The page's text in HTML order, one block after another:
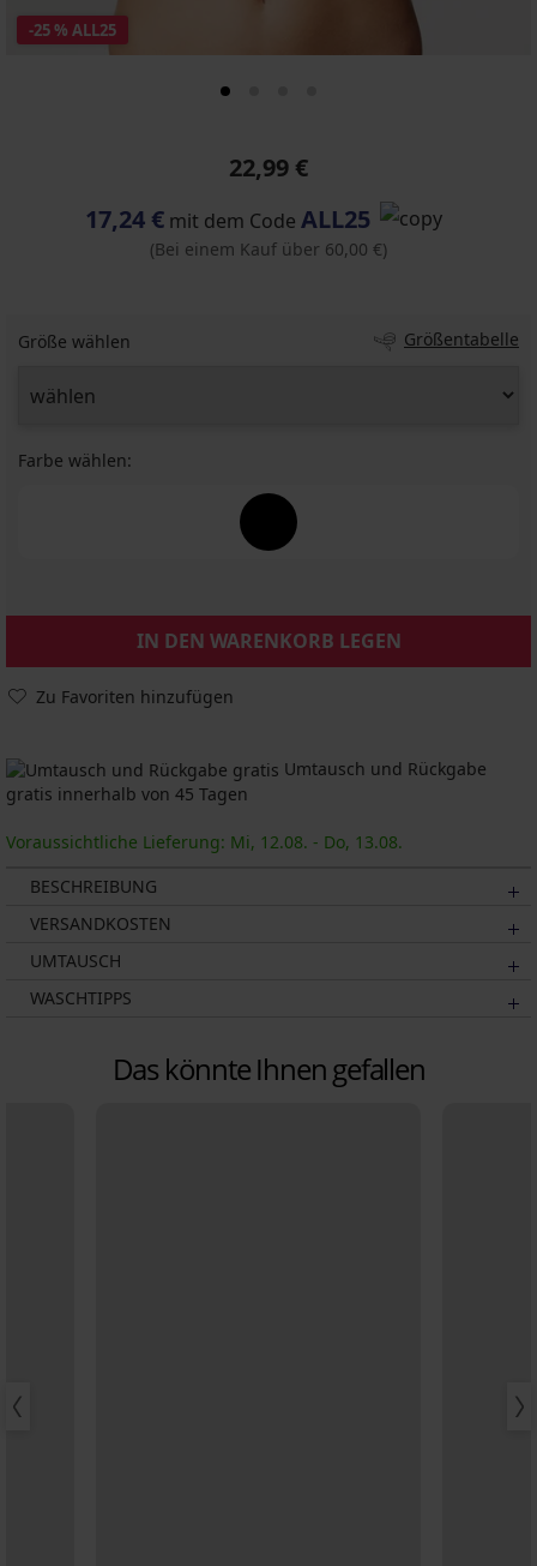
-25 % ALL25
22,99 €
17,24 € mit dem Code ALL25
(Bei einem Kauf über 60,00 €)
Größe wählen Größentabelle
Farbe wählen:
IN DEN WARENKORB LEGEN
Zu Favoriten hinzufügen
Umtausch und Rückgabe
gratis innerhalb von 45 Tagen
Voraussichtliche Lieferung: Mi, 12.08. - Do, 13.08.
BESCHREIBUNG
VERSANDKOSTEN
UMTAUSCH
WASCHTIPPS
Das könnte Ihnen gefallen